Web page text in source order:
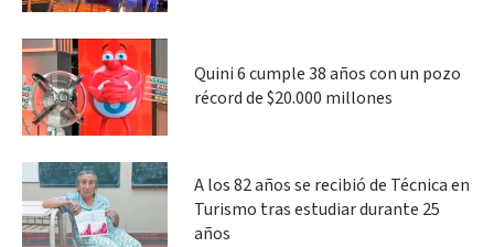
Quini 6 cumple 38 años con un pozo
récord de $20.000 millones
A los 82 años se recibió de Técnica en
Turismo tras estudiar durante 25
años